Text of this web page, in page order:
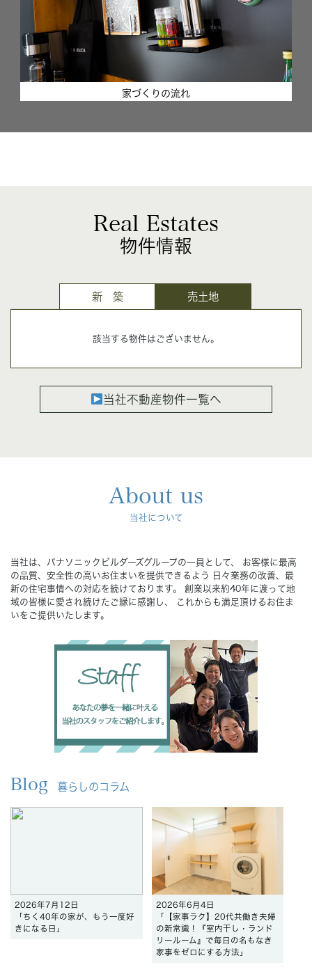
家づくりの流れ
Real Estates
物件情報
新 築 売土地
該当する物件はございません。
当社不動産物件一覧へ
About us
当社について
当社は、パナソニックビルダーズグループの一員として、
お客様に最高
の品質、安全性の高いお住まいを提供できるよう
日々業務の改善、最
新の住宅事情への対応を続けております。
創業以来約40年に渡って地
域の皆様に愛され続けたご縁に感謝し、
これからも満足頂けるお住ま
いをご提供いたします。
Blog 暮らしのコラム
2026年7月12日
「ちく40年の家が、もう一度好
きになる日」
2026年6月4日
「【家事ラク】20代共働き夫婦
の新常識！『室内干し・ランド
リールーム』で毎日の名もなき
家事をゼロにする方法」